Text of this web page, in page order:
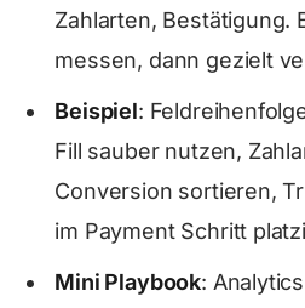
Zahlarten, Bestätigung.
messen, dann gezielt
Beispiel:
Fill sauber nutzen,
Conversion sortieren,
im Payment Schritt
Mini Playbook: